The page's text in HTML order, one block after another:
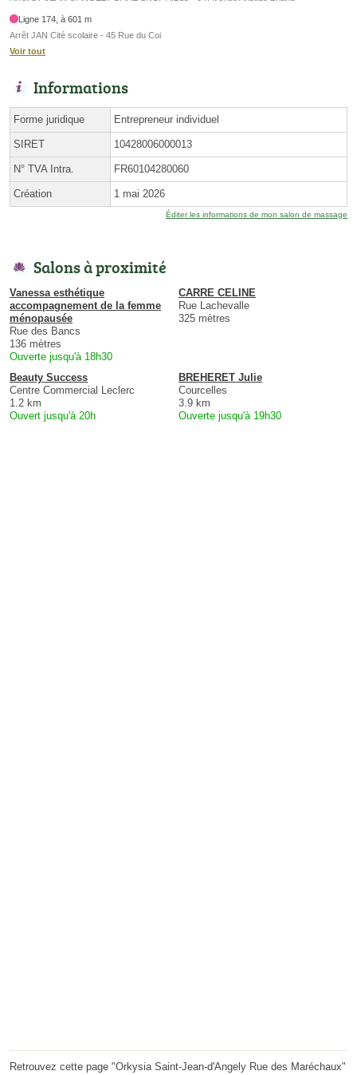
Ligne 174, à 601 m
Arrêt JAN Cité scolaire - 45 Rue du Coi
Voir tout
Informations
Forme juridique Entrepreneur individuel
SIRET 10428006000013
N° TVA Intra. FR60104280060
Création 1 mai 2026
Éditer les informations de mon salon de massage
Salons à proximité
Vanessa esthétique
accompagnement de la femme
ménopausée
Rue des Bancs
136 mètres
Ouverte jusqu'à 18h30
CARRE CELINE
Rue Lachevalle
325 mètres
Beauty Success
Centre Commercial Leclerc
1.2 km
Ouvert jusqu'à 20h
BREHERET Julie
Courcelles
3.9 km
Ouverte jusqu'à 19h30
Retrouvez cette page "Orkysia Saint-Jean-d'Angely Rue des Maréchaux"